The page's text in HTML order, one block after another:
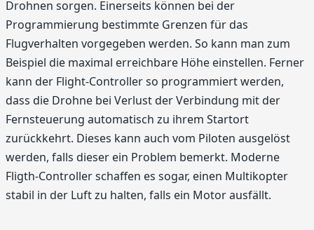
Drohnen sorgen. Einerseits können bei der
Programmierung bestimmte Grenzen für das
Flugverhalten vorgegeben werden. So kann man zum
Beispiel die maximal erreichbare Höhe einstellen. Ferner
kann der Flight-Controller so programmiert werden,
dass die Drohne bei Verlust der Verbindung mit der
Fernsteuerung automatisch zu ihrem Startort
zurückkehrt. Dieses kann auch vom Piloten ausgelöst
werden, falls dieser ein Problem bemerkt. Moderne
Fligth-Controller schaffen es sogar, einen Multikopter
stabil in der Luft zu halten, falls ein Motor ausfällt.